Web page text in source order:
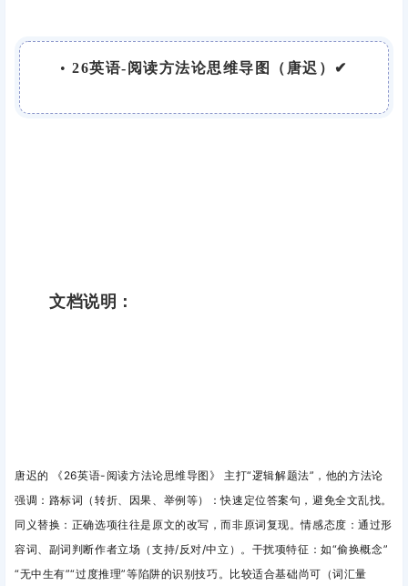
•26英语-阅读方法论思维导图（唐迟）✔
文档说明：
唐迟的 《26英语-阅读方法论思维导图》
主打“逻辑解题法”，他的方法论
强调：路标词（转折、因果、举例等）
：快速定位答案句，避免全文乱找。
同义替换 ：正确选项往往是原文的改写，而非原词复现。情感态度 ：通过形
容词、副词判断作者立场（支持/反对/中立）。干扰项特征 ：如“偷换概念”
“无中生有”“过度推理”等陷阱的识别技巧。比较适合基础尚可（词汇量